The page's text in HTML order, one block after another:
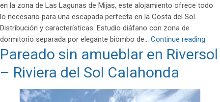
Mimosas
–
Las
Lagunas
de
en la zona de Las Lagunas de Mijas, este alojamiento ofrece todo
lo necesario para una escapada perfecta en la Costa del Sol.
Distribución y características: Estudio diáfano con zona de
dormitorio separada por elegante biombo de… Continue reading
Pareado sin amueblar en Riversol
– Riviera del Sol Calahonda